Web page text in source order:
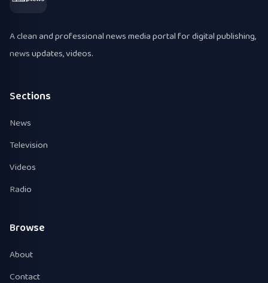
A clean and professional news media portal for digital publishing,
news updates, videos.
Sections
News
Television
Videos
Radio
Browse
About
Contact